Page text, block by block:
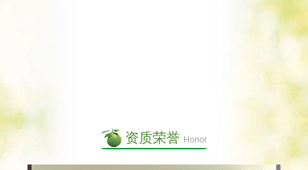
资质荣誉 Honor